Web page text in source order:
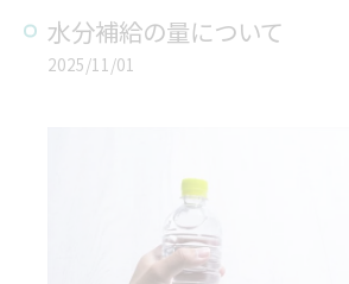
水分補給の量について
2025/11/01